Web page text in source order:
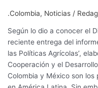
.Colombia, Noticias /
Según lo dio a conocer el
reciente entrega del
las Políticas Agrícolas’,
Cooperación y el
Colombia y México son